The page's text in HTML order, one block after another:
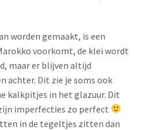
worden gemaakt, is een
voorkomt, de klei wordt
maar er blijven altijd
achter. Dit zie je soms ook
kalkpitjes in het glazuur. Dit
imperfecties zo perfect
in de tegeltjes zitten dan